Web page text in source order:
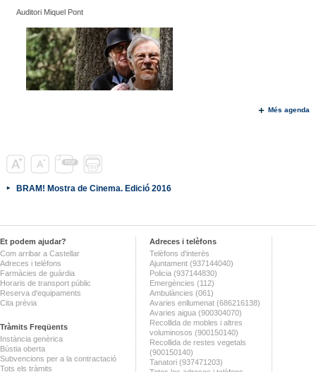
Auditori Miquel Pont
Més agenda
BRAM! Mostra de Cinema. Edició 2016
Et podem ajudar?
Com arribar a Castellar
Adreces i telèfons
Farmàcies de guàrdia
Horaris de transport públic
Reserva d'equipaments
Cita prèvia
Tràmits Freqüents
Instància genèrica
Bústia oberta
Subvencions per a la contractació
Tots els tràmits
Adreces i telèfons
Telèfons d'interès
Ajuntament (937144040)
Policia (937144830)
Emergències (112)
Ambulàncies (061)
Avaries enllumenat (686216138)
Avaries aigua (900304070)
Recollida de mobles i altres
voluminosos (900150140)
Recollida de restes vegetals
(900150140)
Tanatori (937471203)